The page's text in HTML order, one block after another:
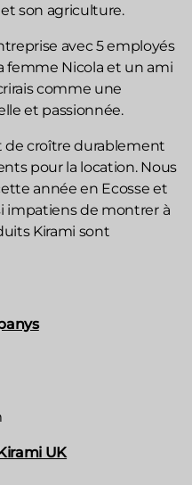
son agriculture.
avec 5 employés
femme Nicola et un ami
comme une
et passionnée.
de croître durablement
pour la location. Nous
année en Ecosse et
impatiens de montrer à
Kirami sont
UK